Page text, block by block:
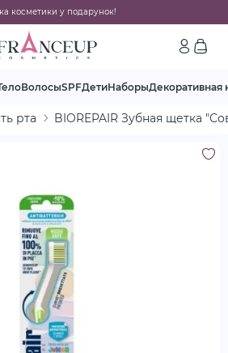
косметики у подарунок!
ВолосыSPFДетиНаборыДекоративная
рта BIOREPAIR Зубная щетка